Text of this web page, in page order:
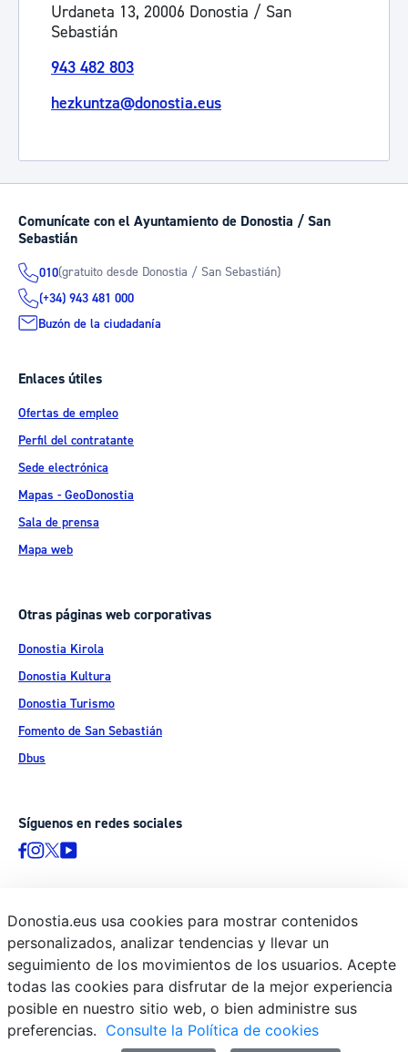
Urdaneta 13, 20006 Donostia / San
Sebastián
943 482 803
hezkuntza@donostia.eus
Comunícate con el Ayuntamiento de Donostia / San
Sebastián
010(gratuito desde Donostia / San Sebastián)
(+34) 943 481 000
Buzón de la ciudadanía
Enlaces útiles
Ofertas de empleo
Perfil del contratante
Sede electrónica
Mapas - GeoDonostia
Sala de prensa
Mapa web
Otras páginas web corporativas
Donostia Kirola
Donostia Kultura
Donostia Turismo
Fomento de San Sebastián
Dbus
Síguenos en redes sociales
© Donostiako Udala - Ayuntamiento de Donostia / San Sebastián
Ijentea 1, 20003 Donostia / San Sebastián
Aviso legal
Política de privacidad
Política de cookies
Donostia.eus usa cookies para mostrar contenidos
personalizados, analizar tendencias y llevar un
seguimiento de los movimientos de los usuarios. Acepte
todas las cookies para disfrutar de la mejor experiencia
posible en nuestro sitio web, o bien administre sus
preferencias. Consulte la Política de cookies